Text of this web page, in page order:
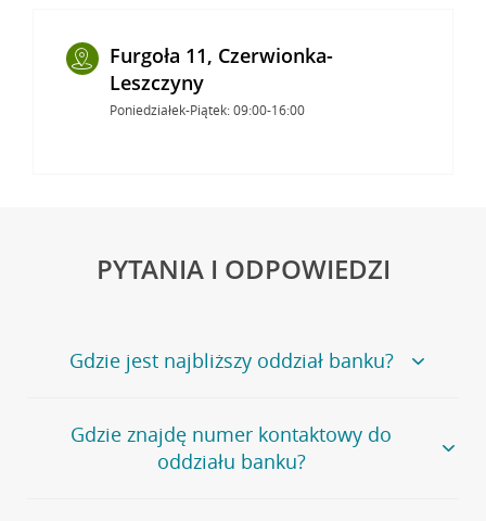
Furgoła 11, Czerwionka-
Leszczyny
Poniedziałek-Piątek: 09:00-16:00
PYTANIA I ODPOWIEDZI
Gdzie jest najbliższy oddział banku?
Jeśli szukasz oddziału naszego banku, zapraszamy na
stronęPlacówki i bankomaty, na której znajduje się
wygodna wyszukiwarka.
Gdzie znajdę numer kontaktowy do
oddziału banku?